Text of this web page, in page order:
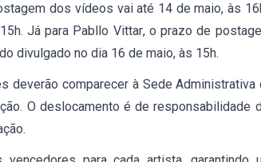
dos vídeos vai até 14 de maio, às
Já para Pabllo Vittar, o prazo de
divulgado no dia 16 de maio, às 15h.
deverão comparecer à SedeAdministrativa
O deslocamento é de responsabilidade